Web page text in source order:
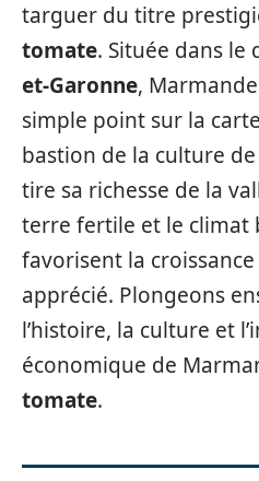
targuer du titre
tomate. Située dans
et-Garonne,
simple point sur la
bastion de la culture
tire sa richesse de la
terre fertile et le climat
favorisent la croissance
apprécié. Plongeons
l’histoire, la culture et
économique de
tomate.